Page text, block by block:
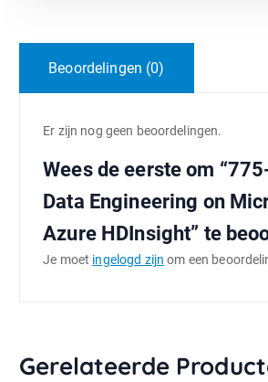
Beoordelingen (0)
Er zijn nog geen beoordelingen.
Wees de eerste om
Data Engineering on
Azure HDInsight” te
Je moet ingelogd zijn om een
Gerelateerde